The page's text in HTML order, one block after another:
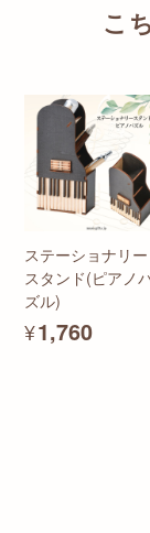
こ
ステーショナリー
スタンド(ピアノ
ズル)
¥1,760